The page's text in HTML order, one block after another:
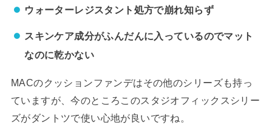
ウォーターレジスタント処方で崩れ知らず
スキンケア成分がふんだんに入っているのでマット
なのに乾かない
MACのクッションファンデはその他のシリーズも持っ
ていますが、今のところこのスタジオフィックスシリー
ズがダントツで使い心地が良いですね。